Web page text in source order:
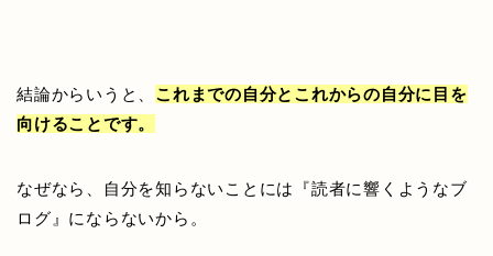
結論からいうと、 これまでの自分とこれからの自分に目を
向けることです。
なぜなら、自分を知らないことには『読者に響くようなブ
ログ』にならないから。